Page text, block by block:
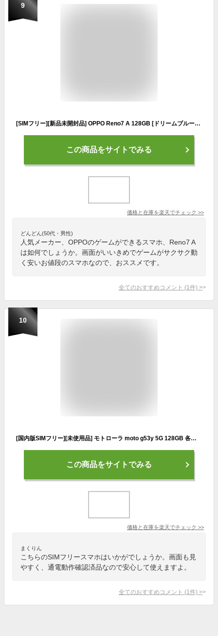
9
[SIMフリー][新品未開封品] OPPO Reno7 A 128GB [ドリームブルー] Yモバイル版 デュアルSIM(nanoSIM+eSIM) A201OP 白ロム スマホ 本体 楽天/AU/docomo/softbank回線使用可
この商品をサイトでみる
価格と在庫を楽天でチェック >>
どんどん(50代・男性)
人気メーカー、OPPOのゲームができるスマホ、Reno7 A
は如何でしょうか。画面がいいきめでゲームがサクサク動
く安いお値段のスマホなので、おススメです。
全てのおすすめコメント (1 件) >
10
[国内版SIMフリー][未使用品] モトローラ moto g53y 5G 128GB 各色 デュアルSIM 通電動作確認済 Yモバイル版 スマホ 本体
この商品をサイトでみる
価格と在庫を楽天でチェック >>
まくりん
こちらのSIMフリースマホはいかがでしょうか。画面も見
やすく、通電動作確認済品なので安心して使えますよ。
全てのおすすめコメント (1 件) >